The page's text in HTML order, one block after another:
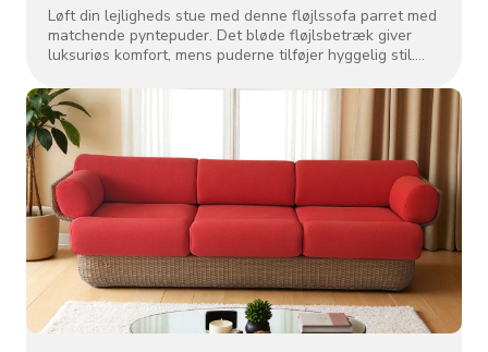
Løft din lejligheds stue med denne fløjlssofa parret med
matchende pyntepuder. Det bløde fløjlsbetræk giver
luksuriøs komfort, mens puderne tilføjer hyggelig stil.
linjer, passer til kompakte rum. Den er ideel til
afslapning eller underholdning og passer perfekt ind i
moderne indretning og bringer elegance og
funktionalitet til dit hjem.